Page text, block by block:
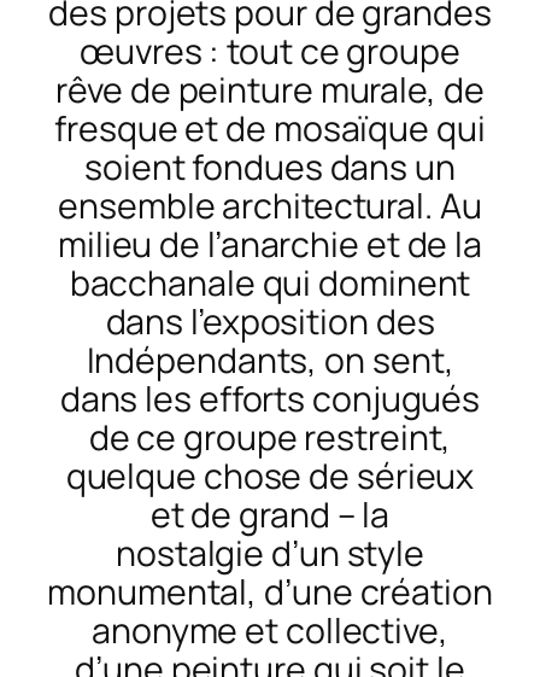
des projets pour de grandes
œuvres :tout ce groupe
rêve de peinture murale, de
fresque et de mosaïque qui
soient fondues dans un
ensemble architectural. Au
milieu de l’anarchie et de la
bacchanale qui dominent
dans l’exposition des
Indépendants, on sent,
dans les efforts conjugués
de ce groupe restreint,
quelque chose de sérieux
et de grand – la
nostalgie d’un style
monumental, d’une création
anonyme et collective,